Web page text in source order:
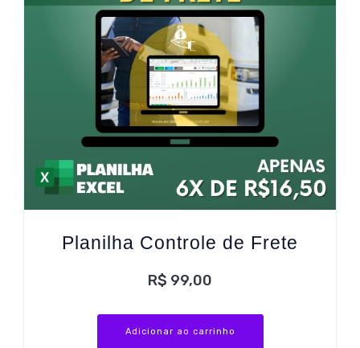
Planilha Controle de Frete
R$ 99,00
Adicionar ao carrinho